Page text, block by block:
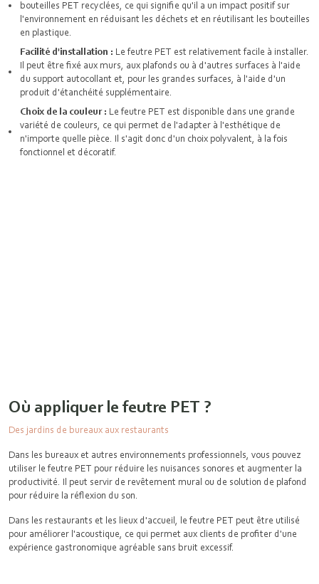
bouteilles PET recyclées, ce qui signifie qu'il a un impact positif sur
l'environnement en réduisant les déchets et en réutilisant les bouteilles
en plastique.
Facilité d'installation : Le feutre PET est relativement facile à installer.
Il peut être fixé aux murs, aux plafonds ou à d'autres surfaces à l'aide
du support autocollant et, pour les grandes surfaces, à l'aide d'un
produit d'étanchéité supplémentaire.
Choix de la couleur : Le feutre PET est disponible dans une grande
variété de couleurs, ce qui permet de l'adapter à l'esthétique de
n'importe quelle pièce. Il s'agit donc d'un choix polyvalent, à la fois
fonctionnel et décoratif.
Où appliquer le feutre PET ?
Des jardins de bureaux aux restaurants
Dans les bureaux et autres environnements professionnels, vous pouvez
utiliser le feutre PET pour réduire les nuisances sonores et augmenter la
productivité. Il peut servir de revêtement mural ou de solution de plafond
pour réduire la réflexion du son.
Dans les restaurants et les lieux d'accueil, le feutre PET peut être utilisé
pour améliorer l'acoustique, ce qui permet aux clients de profiter d'une
expérience gastronomique agréable sans bruit excessif.